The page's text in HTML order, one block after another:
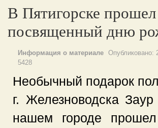
В Пятигорске
посвященный дню
Информация о материале Опубликовано:
5428
Необычный подарок
г. Железноводска
нашем городе